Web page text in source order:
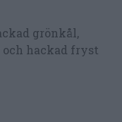
grönkål,
hackad fryst